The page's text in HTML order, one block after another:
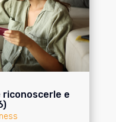
riconoscerle e